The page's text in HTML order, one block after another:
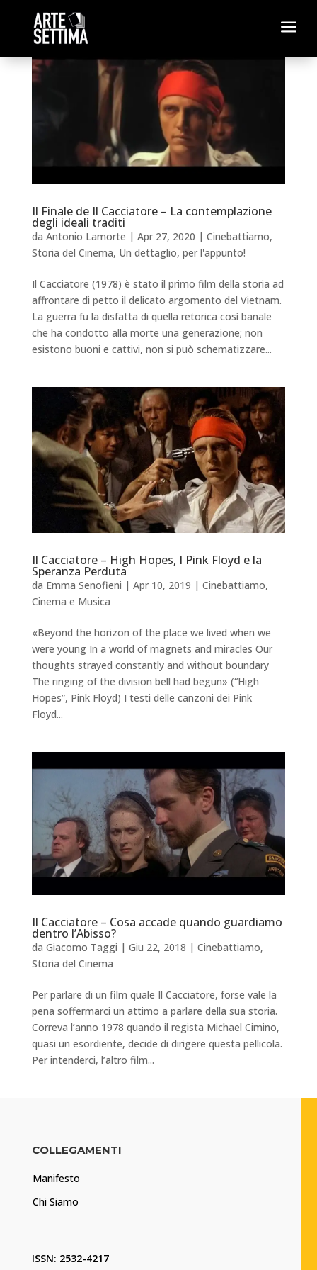
a
Il Finale de Il Cacciatore – La contemplazione
degli ideali traditi
da Antonio Lamorte | Apr 27, 2020 | Cinebattiamo,
Storia del Cinema, Un dettaglio, per l'appunto!
Il Cacciatore (1978) è stato il primo film della storia ad
affrontare di petto il delicato argomento del Vietnam.
La guerra fu la disfatta di quella retorica così banale
che ha condotto alla morte una generazione; non
esistono buoni e cattivi, non si può schematizzare...
Il Cacciatore – High Hopes, I Pink Floyd e la
Speranza Perduta
da Emma Senofieni | Apr 10, 2019 | Cinebattiamo,
Cinema e Musica
«Beyond the horizon of the place we lived when we
were young In a world of magnets and miracles Our
thoughts strayed constantly and without boundary
The ringing of the division bell had begun» (“High
Hopes”, Pink Floyd) I testi delle canzoni dei Pink
Floyd...
Il Cacciatore – Cosa accade quando guardiamo
dentro l’Abisso?
da Giacomo Taggi | Giu 22, 2018 | Cinebattiamo,
Storia del Cinema
Per parlare di un film quale Il Cacciatore, forse vale la
pena soffermarci un attimo a parlare della sua storia.
Correva l’anno 1978 quando il regista Michael Cimino,
quasi un esordiente, decide di dirigere questa pellicola.
Per intenderci, l’altro film...
COLLEGAMENTI
Manifesto
Chi Siamo
ISSN: 2532-4217